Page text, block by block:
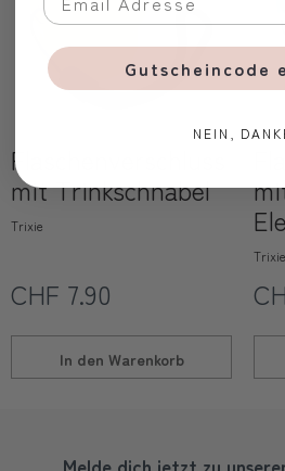
Flaschenverschluss
mit Trinkschnabel
Trixie
CHF 7.90
In den Warenkorb
Trixie
Gutscheincode
NEIN,